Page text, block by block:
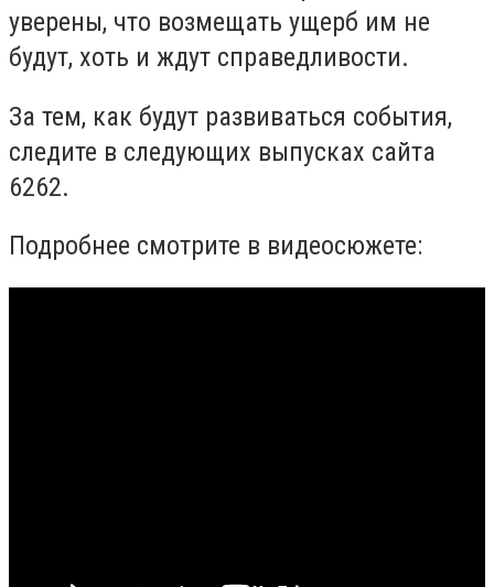
уверены, что возмещать ущерб им не
будут, хоть и ждут справедливости.
За тем, как будут развиваться события,
следите в следующих выпусках сайта
6262.
Подробнее смотрите в видеосюжете: